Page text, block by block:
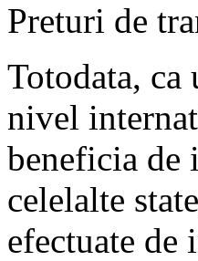
Preturi de
Totodata,
nivel
beneficia de
celelalte
efectuate